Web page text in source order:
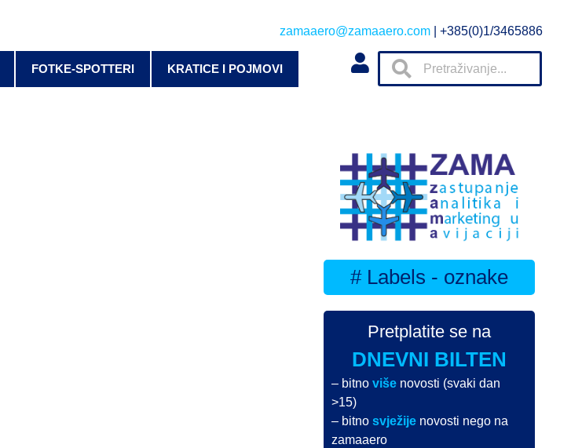
zamaaero@zamaaero.com | +385(0)1/3465886
FOTKE-SPOTTERI KRATICE I POJMOVI
# Labels - oznake
Pretplatite se na
DNEVNI BILTEN
– bitnoviše novosti (svaki dan
>15)
– bitnosvježije novosti nego na
zamaaero